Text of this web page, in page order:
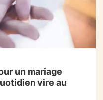
un mariage
vire au